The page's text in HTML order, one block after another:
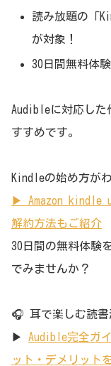
読み放題の「
が対象！
30日間無料体
Audibleに対応した
すすめです。
Kindleの始め方が
▶ Amazon kindle
解約方法もご紹介
30日間の無料体験
でみませんか？
🎧 耳で楽しむ読書
▶ Audible完全ガ
ット・デメリット